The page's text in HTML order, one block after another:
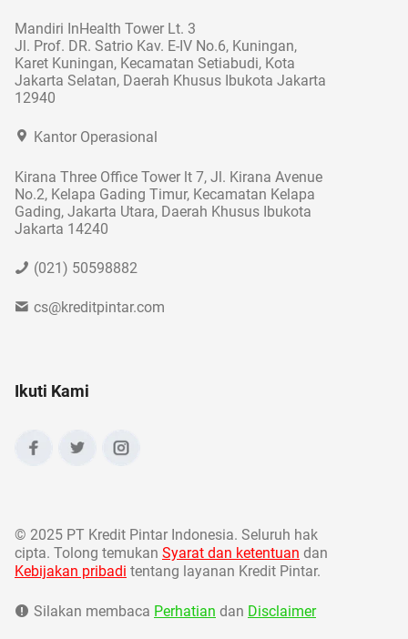
Mandiri InHealth Tower Lt. 3
Jl. Prof. DR. Satrio Kav. E-IV No.6, Kuningan,
Karet Kuningan, Kecamatan Setiabudi, Kota
Jakarta Selatan, Daerah Khusus Ibukota Jakarta
12940
Kantor Operasional
Kirana Three Office Tower lt 7, Jl. Kirana Avenue
No.2, Kelapa Gading Timur, Kecamatan Kelapa
Gading, Jakarta Utara, Daerah Khusus Ibukota
Jakarta 14240
(021) 50598882
cs@kreditpintar.com
Ikuti Kami
© 2025 PT Kredit Pintar Indonesia. Seluruh hak
cipta. Tolong temukan Syarat dan ketentuan dan
Kebijakan pribadi tentang layanan Kredit Pintar.
Silakan membaca Perhatian dan Disclaimer